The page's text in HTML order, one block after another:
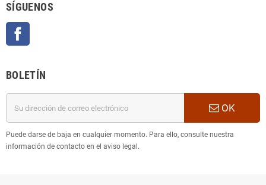
SÍGUENOS
BOLETÍN
OK
Puede darse de baja en cualquier momento. Para ello, consulte nuestra
información de contacto en el aviso legal.